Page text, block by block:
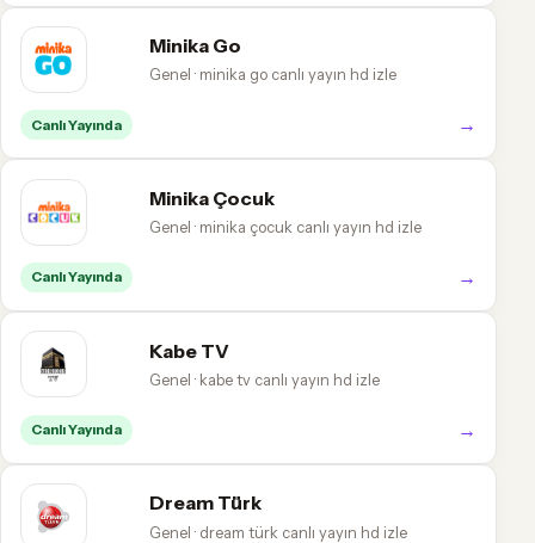
Minika Go
Genel · minika go canlı yayın hd izle
Canlı Yayında →
Minika Çocuk
Genel · minika çocuk canlı yayın hd izle
Canlı Yayında →
Kabe TV
Genel · kabe tv canlı yayın hd izle
Canlı Yayında →
Dream Türk
Genel · dream türk canlı yayın hd izle